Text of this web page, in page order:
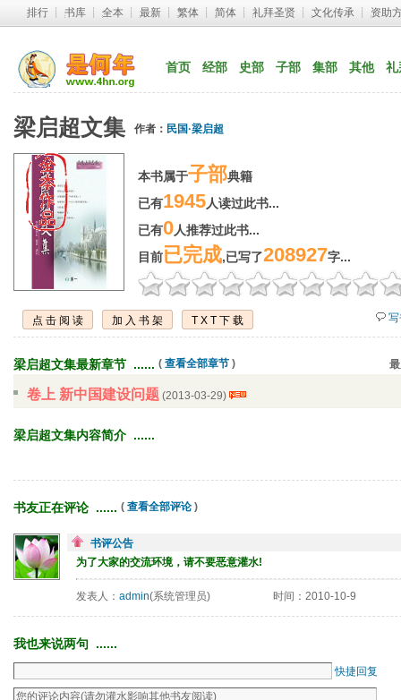
排行 ┊ 书库 ┊ 全本 ┊ 最新 ┊ 繁体 ┊ 简体 ┊ 礼拜圣贤 ┊ 文化传承 ┊ 资助
首页 经部 史部 子部 集部 其他 礼
梁启超文集 作者： 民国·梁启超
本书属于子部典籍
已有1945人读过此书...
已有0人推荐过此书...
目前已完成,已写了208927字...
点击阅读 加入书架 TXT下载
梁启超文集最新章节 ...... ( 查看全部章节 )
卷上 新中国建设问题 (2013-03-29)
梁启超文集内容简介 ......
书友正在评论 ...... ( 查看全部评论)
书评公告
为了大家的交流环境，请不要恶意灌水!
发表人： admin(系统管理员) 时间：2010-10-9
我也来说两句 ......
快捷回复